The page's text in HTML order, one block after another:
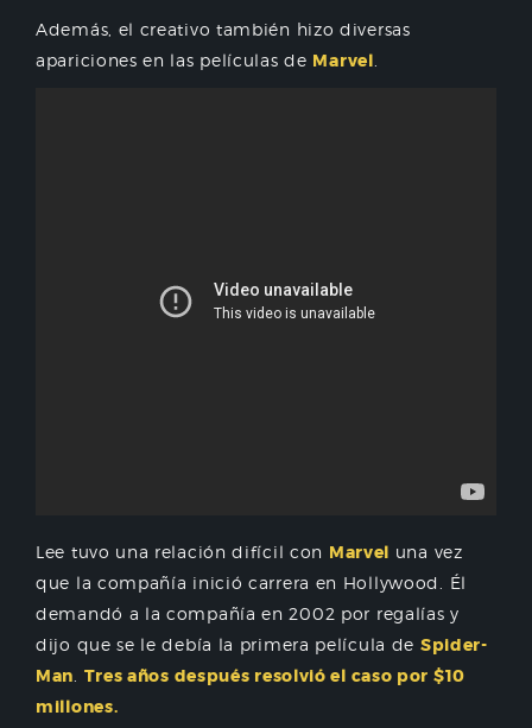
Además, el creativo también hizo diversas
apariciones en las películas de Marvel
Lee tuvo una relación difícil con Marvel una vez
que la compañía inició carrera en Hollywood. Él
demandó a la compañía en 2002 por regalías y
dijo que se le debía la primera película de Spider-
Man Tres años después resolvió el caso por $10
millones.